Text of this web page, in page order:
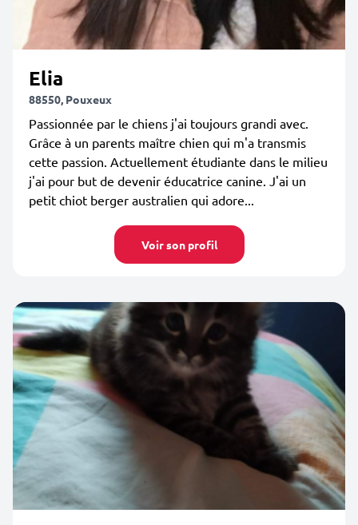
Elia
88550, Pouxeux
Passionnée par le chiens j'ai toujours grandi avec.
Grâce à un parents maître chien qui m'a transmis
cette passion. Actuellement étudiante dans le milieu
j'ai pour but de devenir éducatrice canine. J'ai un
petit chiot berger australien qui adore...
Voir son profil